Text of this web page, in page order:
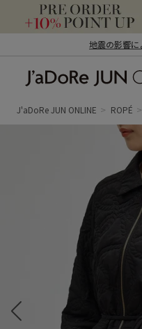
地震の影響に
ン オンライン）
J'aDoRe JUN ONLINE ROPÉ